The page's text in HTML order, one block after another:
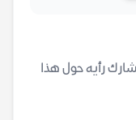
رأيه حول هذا